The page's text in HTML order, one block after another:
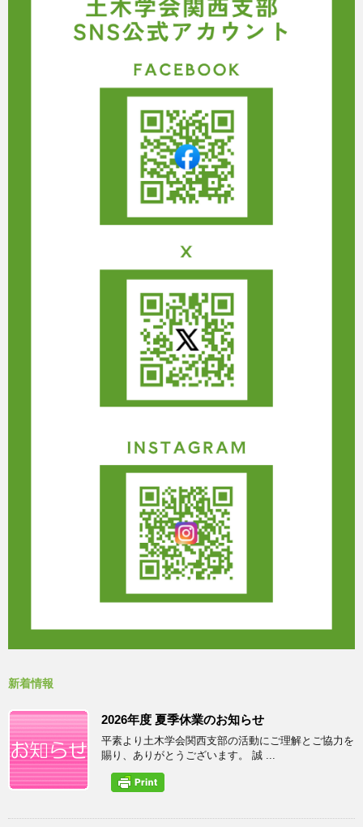
新着情報
2026年度 夏季休業のお知らせ
平素より土木学会関西支部の活動にご理解とご協力を
賜り、ありがとうございます。 誠 ...